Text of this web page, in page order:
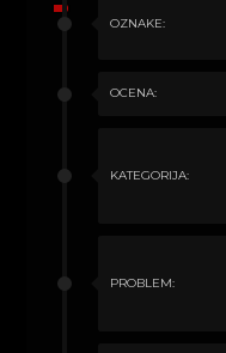
OZNAKE:
OCENA:
KATEGORIJA:
PROBLEM: